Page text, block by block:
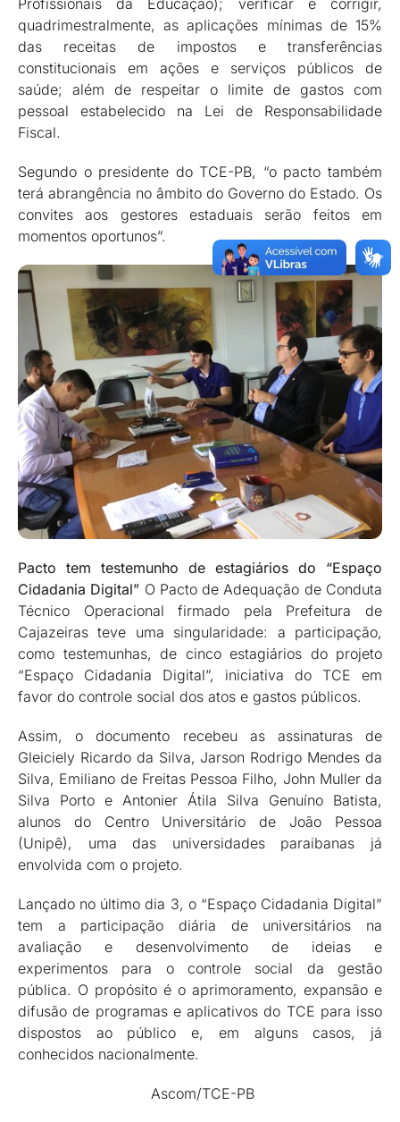
Profissionais da Educação); verificar e corrigir,
quadrimestralmente, as aplicações mínimas de 15%
das receitas de impostos e transferências
constitucionais em ações e serviços públicos de
saúde; além de respeitar o limite de gastos com
pessoal estabelecido na Lei de Responsabilidade
Fiscal.
Segundo o presidente do TCE-PB, “o pacto também
terá abrangência no âmbito do Governo do Estado. Os
convites aos gestores estaduais serão feitos em
momentos oportunos”.
Pacto tem testemunho de estagiários do “Espaço
Cidadania Digital” O Pacto de Adequação de Conduta
Técnico Operacional firmado pela Prefeitura de
Cajazeiras teve uma singularidade: a participação,
como testemunhas, de cinco estagiários do projeto
“Espaço Cidadania Digital”, iniciativa do TCE em
favor do controle social dos atos e gastos públicos.
Assim, o documento recebeu as assinaturas de
Gleiciely Ricardo da Silva, Jarson Rodrigo Mendes da
Silva, Emiliano de Freitas Pessoa Filho, John Muller da
Silva Porto e Antonier Átila Silva Genuíno Batista,
alunos do Centro Universitário de João Pessoa
(Unipê), uma das universidades paraibanas já
envolvida com o projeto.
Lançado no último dia 3, o “Espaço Cidadania Digital”
tem a participação diária de universitários na
avaliação e desenvolvimento de ideias e
experimentos para o controle social da gestão
pública. O propósito é o aprimoramento, expansão e
difusão de programas e aplicativos do TCE para isso
dispostos ao público e, em alguns casos, já
conhecidos nacionalmente.
Ascom/TCE-PB